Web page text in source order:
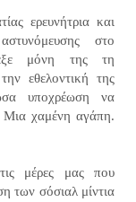
ερευνήτρια και
στο
μόνη της τη
εθελοντική της
υποχρέωση να
χαμένη αγάπη.
μέρες μας που
των σόσιαλ μίντια